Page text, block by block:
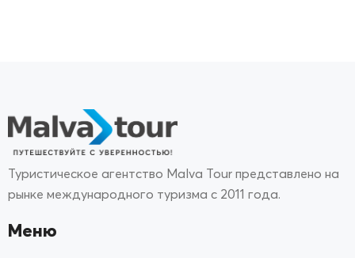
Туристическое агентство Malva Tour представлено на
рынке международного туризма с 2011 года.
Меню